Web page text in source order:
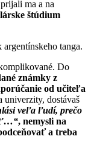
ma a na
štúdium
tanga.
Do
známky z
od učiteľa
univerzity, dostávaš
veľa ľudí, prečo
, nemysli na
a treba